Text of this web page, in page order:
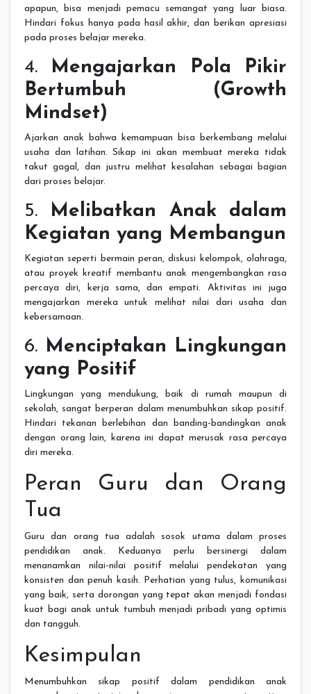
apapun, bisa menjadi pemacu semangat yang luar biasa.
Hindari fokus hanya pada hasil akhir, dan berikan apresiasi
pada proses belajar mereka.
4. Mengajarkan Pola Pikir
Bertumbuh (Growth
Mindset)
Ajarkan anak bahwa kemampuan bisa berkembang melalui
usaha dan latihan. Sikap ini akan membuat mereka tidak
takut gagal, dan justru melihat kesalahan sebagai bagian
dari proses belajar.
5. Melibatkan Anak dalam
Kegiatan yang Membangun
Kegiatan seperti bermain peran, diskusi kelompok, olahraga,
atau proyek kreatif membantu anak mengembangkan rasa
percaya diri, kerja sama, dan empati. Aktivitas ini juga
mengajarkan mereka untuk melihat nilai dari usaha dan
kebersamaan.
6. Menciptakan Lingkungan
yang Positif
Lingkungan yang mendukung, baik di rumah maupun di
sekolah, sangat berperan dalam menumbuhkan sikap positif.
Hindari tekanan berlebihan dan banding-bandingkan anak
dengan orang lain, karena ini dapat merusak rasa percaya
diri mereka.
Peran Guru dan Orang
Tua
Guru dan orang tua adalah sosok utama dalam proses
pendidikan anak. Keduanya perlu bersinergi dalam
menanamkan nilai-nilai positif melalui pendekatan yang
konsisten dan penuh kasih. Perhatian yang tulus, komunikasi
yang baik, serta dorongan yang tepat akan menjadi fondasi
kuat bagi anak untuk tumbuh menjadi pribadi yang optimis
dan tangguh.
Kesimpulan
Menumbuhkan sikap positif dalam pendidikan anak